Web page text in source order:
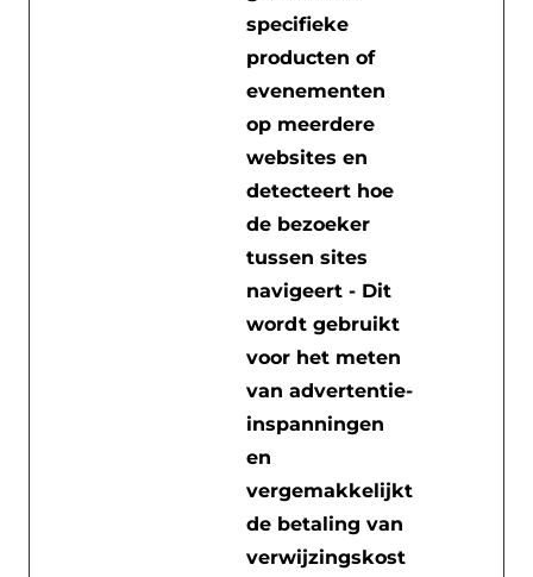
specifieke
producten of
evenementen
op meerdere
websites en
detecteert hoe
de bezoeker
tussen sites
navigeert - Dit
wordt gebruikt
voor het meten
van advertentie-
inspanningen
en
vergemakkelijkt
de betaling van
verwijzingskost